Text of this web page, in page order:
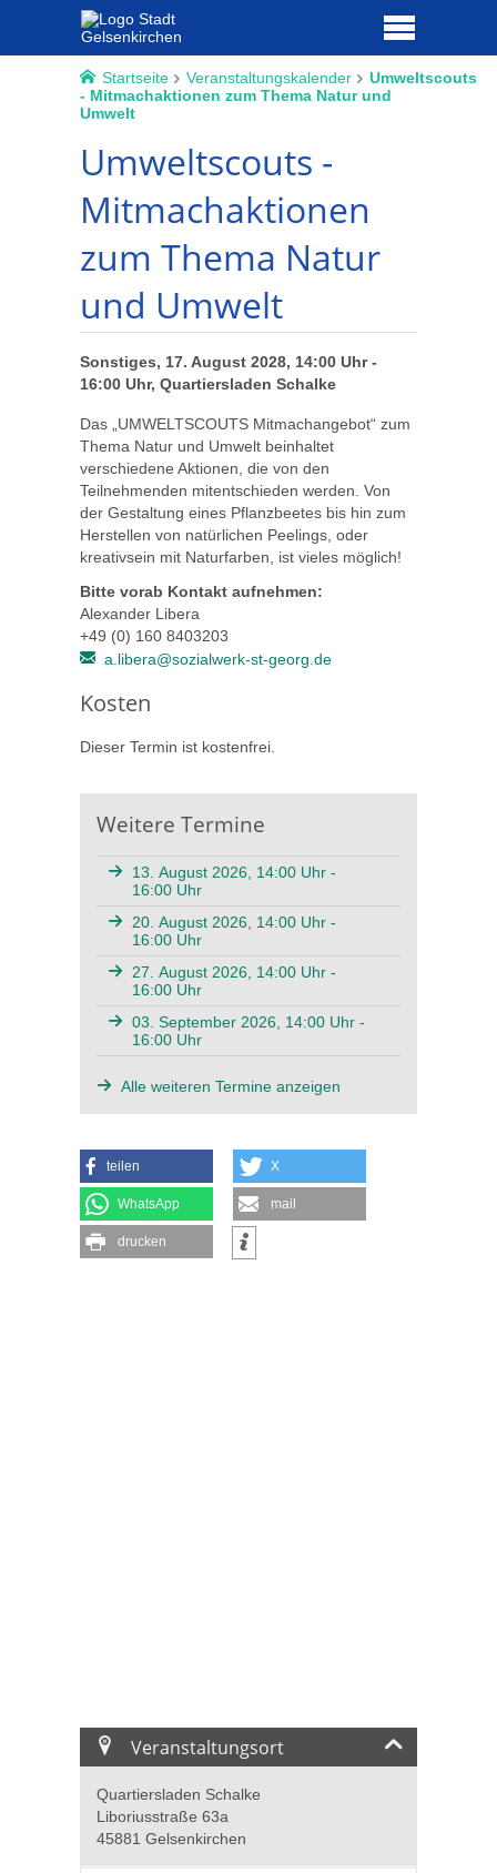
Startseite Veranstaltungskalender
Umweltscouts
- Mitmachaktionen zum Thema Natur und
Umwelt
Umweltscouts -
Mitmachaktionen
zum Thema Natur
und Umwelt
Sonstiges, 17. August 2028, 14:00 Uhr -
16:00 Uhr, Quartiersladen Schalke
Das „UMWELTSCOUTS Mitmachangebot“ zum
Thema Natur und Umwelt beinhaltet
verschiedene Aktionen, die von den
Teilnehmenden mitentschieden werden. Von
der Gestaltung eines Pflanzbeetes bis hin zum
Herstellen von natürlichen Peelings, oder
kreativsein mit Naturfarben, ist vieles möglich!
Bitte vorab Kontakt aufnehmen:
Alexander Libera
+49 (0) 160 8403203
a.libera@sozialwerk-st-georg.de
Kosten
Dieser Termin ist kostenfrei.
Weitere Termine
13. August 2026, 14:00 Uhr -
16:00 Uhr
20. August 2026, 14:00 Uhr -
16:00 Uhr
27. August 2026, 14:00 Uhr -
16:00 Uhr
03. September 2026, 14:00 Uhr -
16:00 Uhr
Alle weiteren Termine anzeigen
teilen X
WhatsApp mail
drucken
Veranstaltungsort
Quartiersladen Schalke
Liboriusstraße 63a
45881 Gelsenkirchen